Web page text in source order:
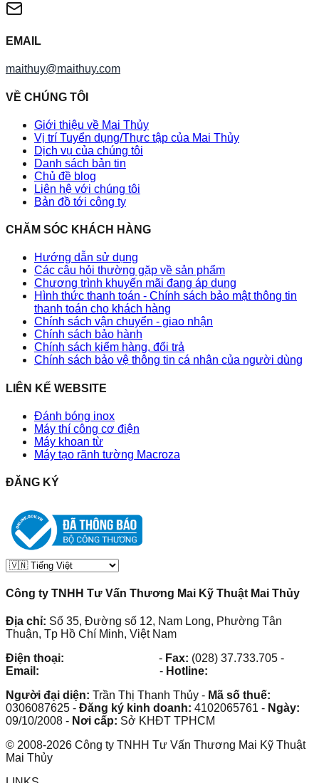
EMAIL
maithuy@maithuy.com
VỀ CHÚNG TÔI
Giới thiệu về Mai Thủy
Vị trí Tuyển dụng/Thực tập của Mai Thủy
Dịch vụ của chúng tôi
Danh sách bản tin
Chủ đề blog
Liên hệ với chúng tôi
Bản đồ tới công ty
CHĂM SÓC KHÁCH HÀNG
Hướng dẫn sử dụng
Các câu hỏi thường gặp về sản phẩm
Chương trình khuyến mãi đang áp dụng
Hình thức thanh toán - Chính sách bảo mật thông tin
thanh toán cho khách hàng
Chính sách vận chuyển - giao nhận
Chính sách bảo hành
Chính sách kiểm hàng, đổi trả
Chính sách bảo vệ thông tin cá nhân của người dùng
LIÊN KẾ WEBSITE
Đánh bóng inox
Máy thí công cơ điện
Máy khoan từ
Máy tạo rãnh tường Macroza
ĐĂNG KÝ
Công ty TNHH Tư Vấn Thương Mai Kỹ Thuật Mai Thủy
Địa chỉ: Số 35, Đường số 12, Nam Long, Phường Tân
Thuận, Tp Hồ Chí Minh, Việt Nam
Điện thoại:
- Fax: (028) 37.733.705 -
Email:
- Hotline:
Người đại diện: Trần Thị Thanh Thủy - Mã số thuế:
0306087625 - Đăng ký kinh doanh: 4102065761 - Ngày:
09/10/2008 - Nơi cấp: Sở KHĐT TPHCM
© 2008-2026 Công ty TNHH Tư Vấn Thương Mai Kỹ Thuật
Mai Thủy